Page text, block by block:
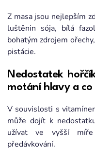
Z masa jsou nejlepším
luštěnin sója, bílá
bohatým zdrojem
pistácie.
Nedostatek
motání hlavy a
V souvislosti s
může dojít k
užívat ve vyšší
předávkování.